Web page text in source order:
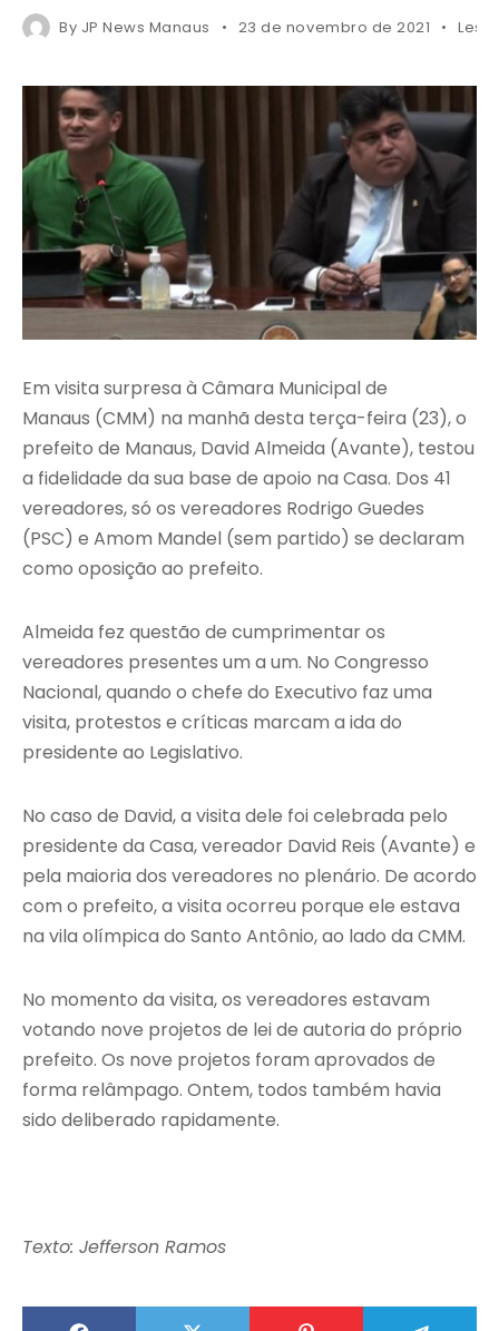
By JP News Manaus 23 de novembro de 2021 Less
Em visita surpresa à Câmara Municipal de
Manaus (CMM) na manhã desta terça-feira (23), o
prefeito de Manaus, David Almeida (Avante), testou
a fidelidade da sua base de apoio na Casa. Dos 41
vereadores, só os vereadores Rodrigo Guedes
(PSC) e Amom Mandel (sem partido) se declaram
como oposição ao prefeito.
Almeida fez questão de cumprimentar os
vereadores presentes um a um. No Congresso
Nacional, quando o chefe do Executivo faz uma
visita, protestos e críticas marcam a ida do
presidente ao Legislativo.
No caso de David, a visita dele foi celebrada pelo
presidente da Casa, vereador David Reis (Avante) e
pela maioria dos vereadores no plenário. De acordo
com o prefeito, a visita ocorreu porque ele estava
na vila olímpica do Santo Antônio, ao lado da CMM.
No momento da visita, os vereadores estavam
votando nove projetos de lei de autoria do próprio
prefeito. Os nove projetos foram aprovados de
forma relâmpago. Ontem, todos também havia
sido deliberado rapidamente.
Texto: Jefferson Ramos